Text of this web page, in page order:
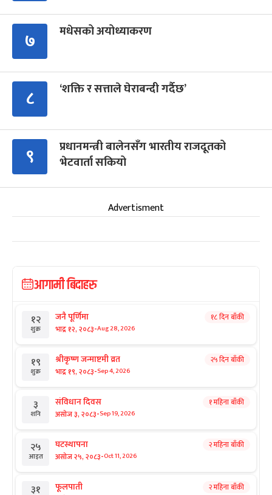
७ मधेसको अयोध्याकरण
८ ‘शक्ति र सत्ताले घेराबन्दी गर्दैछ’
९
प्रधानमन्त्री बालेनसँग भारतीय राजदूतको
भेटवार्ता सकियो
Advertisment
आगामी बिदाहरु
१२
शुक्र
जनै पूर्णिमा
भाद्र १२, २०८३-Aug 28, 2026
१८ दिन बाँकी
१९
शुक्र
श्रीकृष्ण जन्माष्टमी व्रत
भाद्र १९, २०८३-Sep 4, 2026
२५ दिन बाँकी
३
शनि
संविधान दिवस
असोज ३, २०८३-Sep 19, 2026
१ महिना बाँकी
२५
आइत
घटस्थापना
असोज २५, २०८३-Oct 11, 2026
२ महिना बाँकी
३१ फूलपाती २ महिना बाँकी